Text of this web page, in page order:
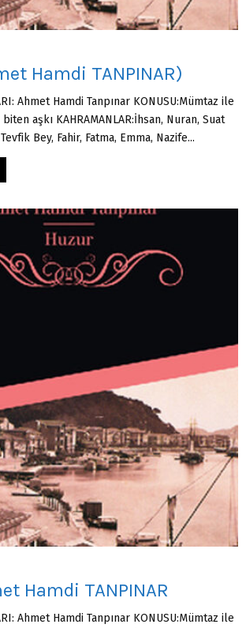
Hamdi TANPINAR)
Ahmet Hamdi Tanpınar KONUSU:Mümtaz ile
aşkı KAHRAMANLAR:İhsan, Nuran, Suat
Bey, Fahir, Fatma, Emma, Nazife...
Hamdi TANPINAR
Ahmet Hamdi Tanpınar KONUSU:Mümtaz ile